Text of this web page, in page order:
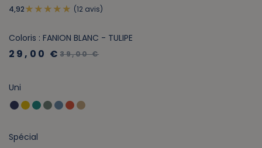
4,92 (12 avis)
Coloris : FANION BLANC - TULIPE
29,00 €39,00 €
Uni
Spécial